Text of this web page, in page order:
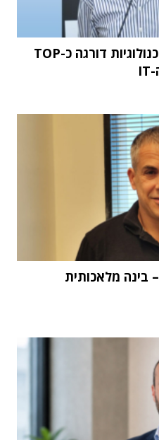
מחקר STKI השנתי: וואן טכנולוגיות דורגה כ-TOP
"העתיד הוא Physical AI – בינה מלאכותית